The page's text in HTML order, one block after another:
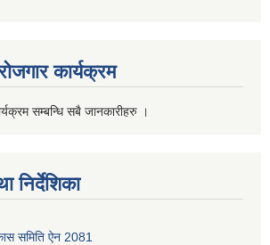
कार्यक्रम
सम्बन्धि सबै जानकारीहरु ।
निर्देशिका
समिति ऐन 2081